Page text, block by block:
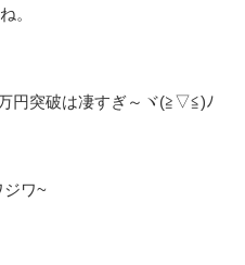
。
円突破は凄すぎ～ヾ(≧▽≦)ﾉ
ジワ~